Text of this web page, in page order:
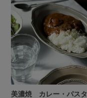
美濃焼 カレー・パスタ